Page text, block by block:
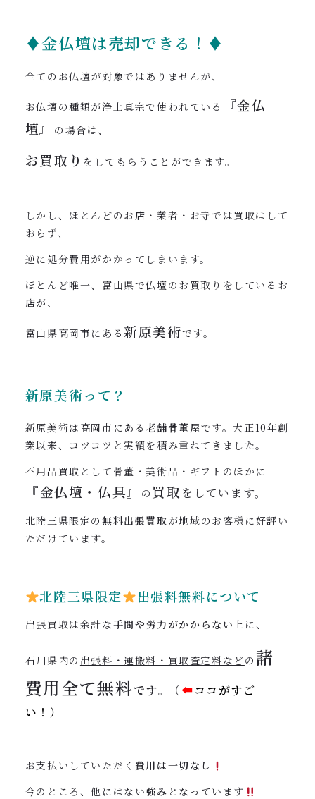
♦金仏壇は売却できる！♦
全てのお仏壇が対象ではありませんが、
お仏壇の種類が浄土真宗で使われている
『金仏
壇』
の場合は、
お買取り をしてもらうことができます。
しかし、ほとんどのお店・業者・お寺では買取はして
おらず、
逆に処分費用がかかってしまいます。
ほとんど唯一、富山県で仏壇のお買取りをしているお
店が、
富山県高岡市にある新原美術です。
新原美術って？
新原美術は高岡市にある 老舗骨董屋です。大正10年創
業以来、コツコツと実績を積み重ねてきました。
不用品買取として骨董・美術品・ギフトのほかに
『金仏壇・仏具』 の 買取 をしています。
北陸三県限定の無料出張買取が地域のお客様に好評い
ただけています。
北陸三県限定 出張料無料について
出張買取は余計な手間や労力がかからない上に、
石川県内の 出張料・運搬料・買取査定料などの 諸
費用全て無料です。 （⬅︎ココがすご
い！）
お支払いしていただく 費用は一切なし
今のところ、他にはない強み となっています